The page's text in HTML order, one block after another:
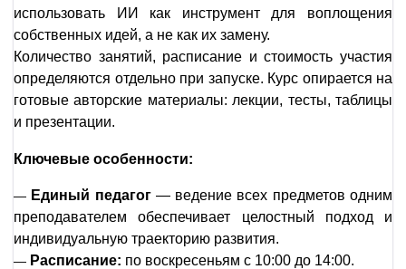
использовать ИИ как инструмент для воплощения
собственных идей, а не как их замену.
Количество занятий, расписание и стоимость участия
определяются отдельно при запуске. Курс опирается на
готовые авторские материалы: лекции, тесты, таблицы
и презентации.
Ключевые особенности:
— Единый педагог— ведение всех предметов одним
преподавателем обеспечивает целостный подход и
индивидуальную траекторию развития.
— Расписание: по воскресеньям с 10:00 до 14:00.